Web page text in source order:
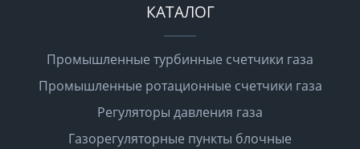
КАТАЛОГ
Промышленные турбинные счетчики газа
Промышленные ротационные счетчики газа
Регуляторы давления газа
Газорегуляторные пункты блочные